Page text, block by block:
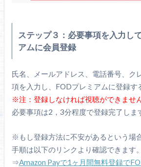
ステップ３：必要事項を入力し
アムに会員登録
氏名、メールアドレス、電話番号、ク
項を入力し、FODプレミアムに登録す
※注：登録しなければ視聴ができません
必要事項は2，3分程度で登録完了しま
※もし登録方法に不安があるという場
手順は以下のリンクより確認できます。
⇒Amazon Payで1ヶ月間無料登録で